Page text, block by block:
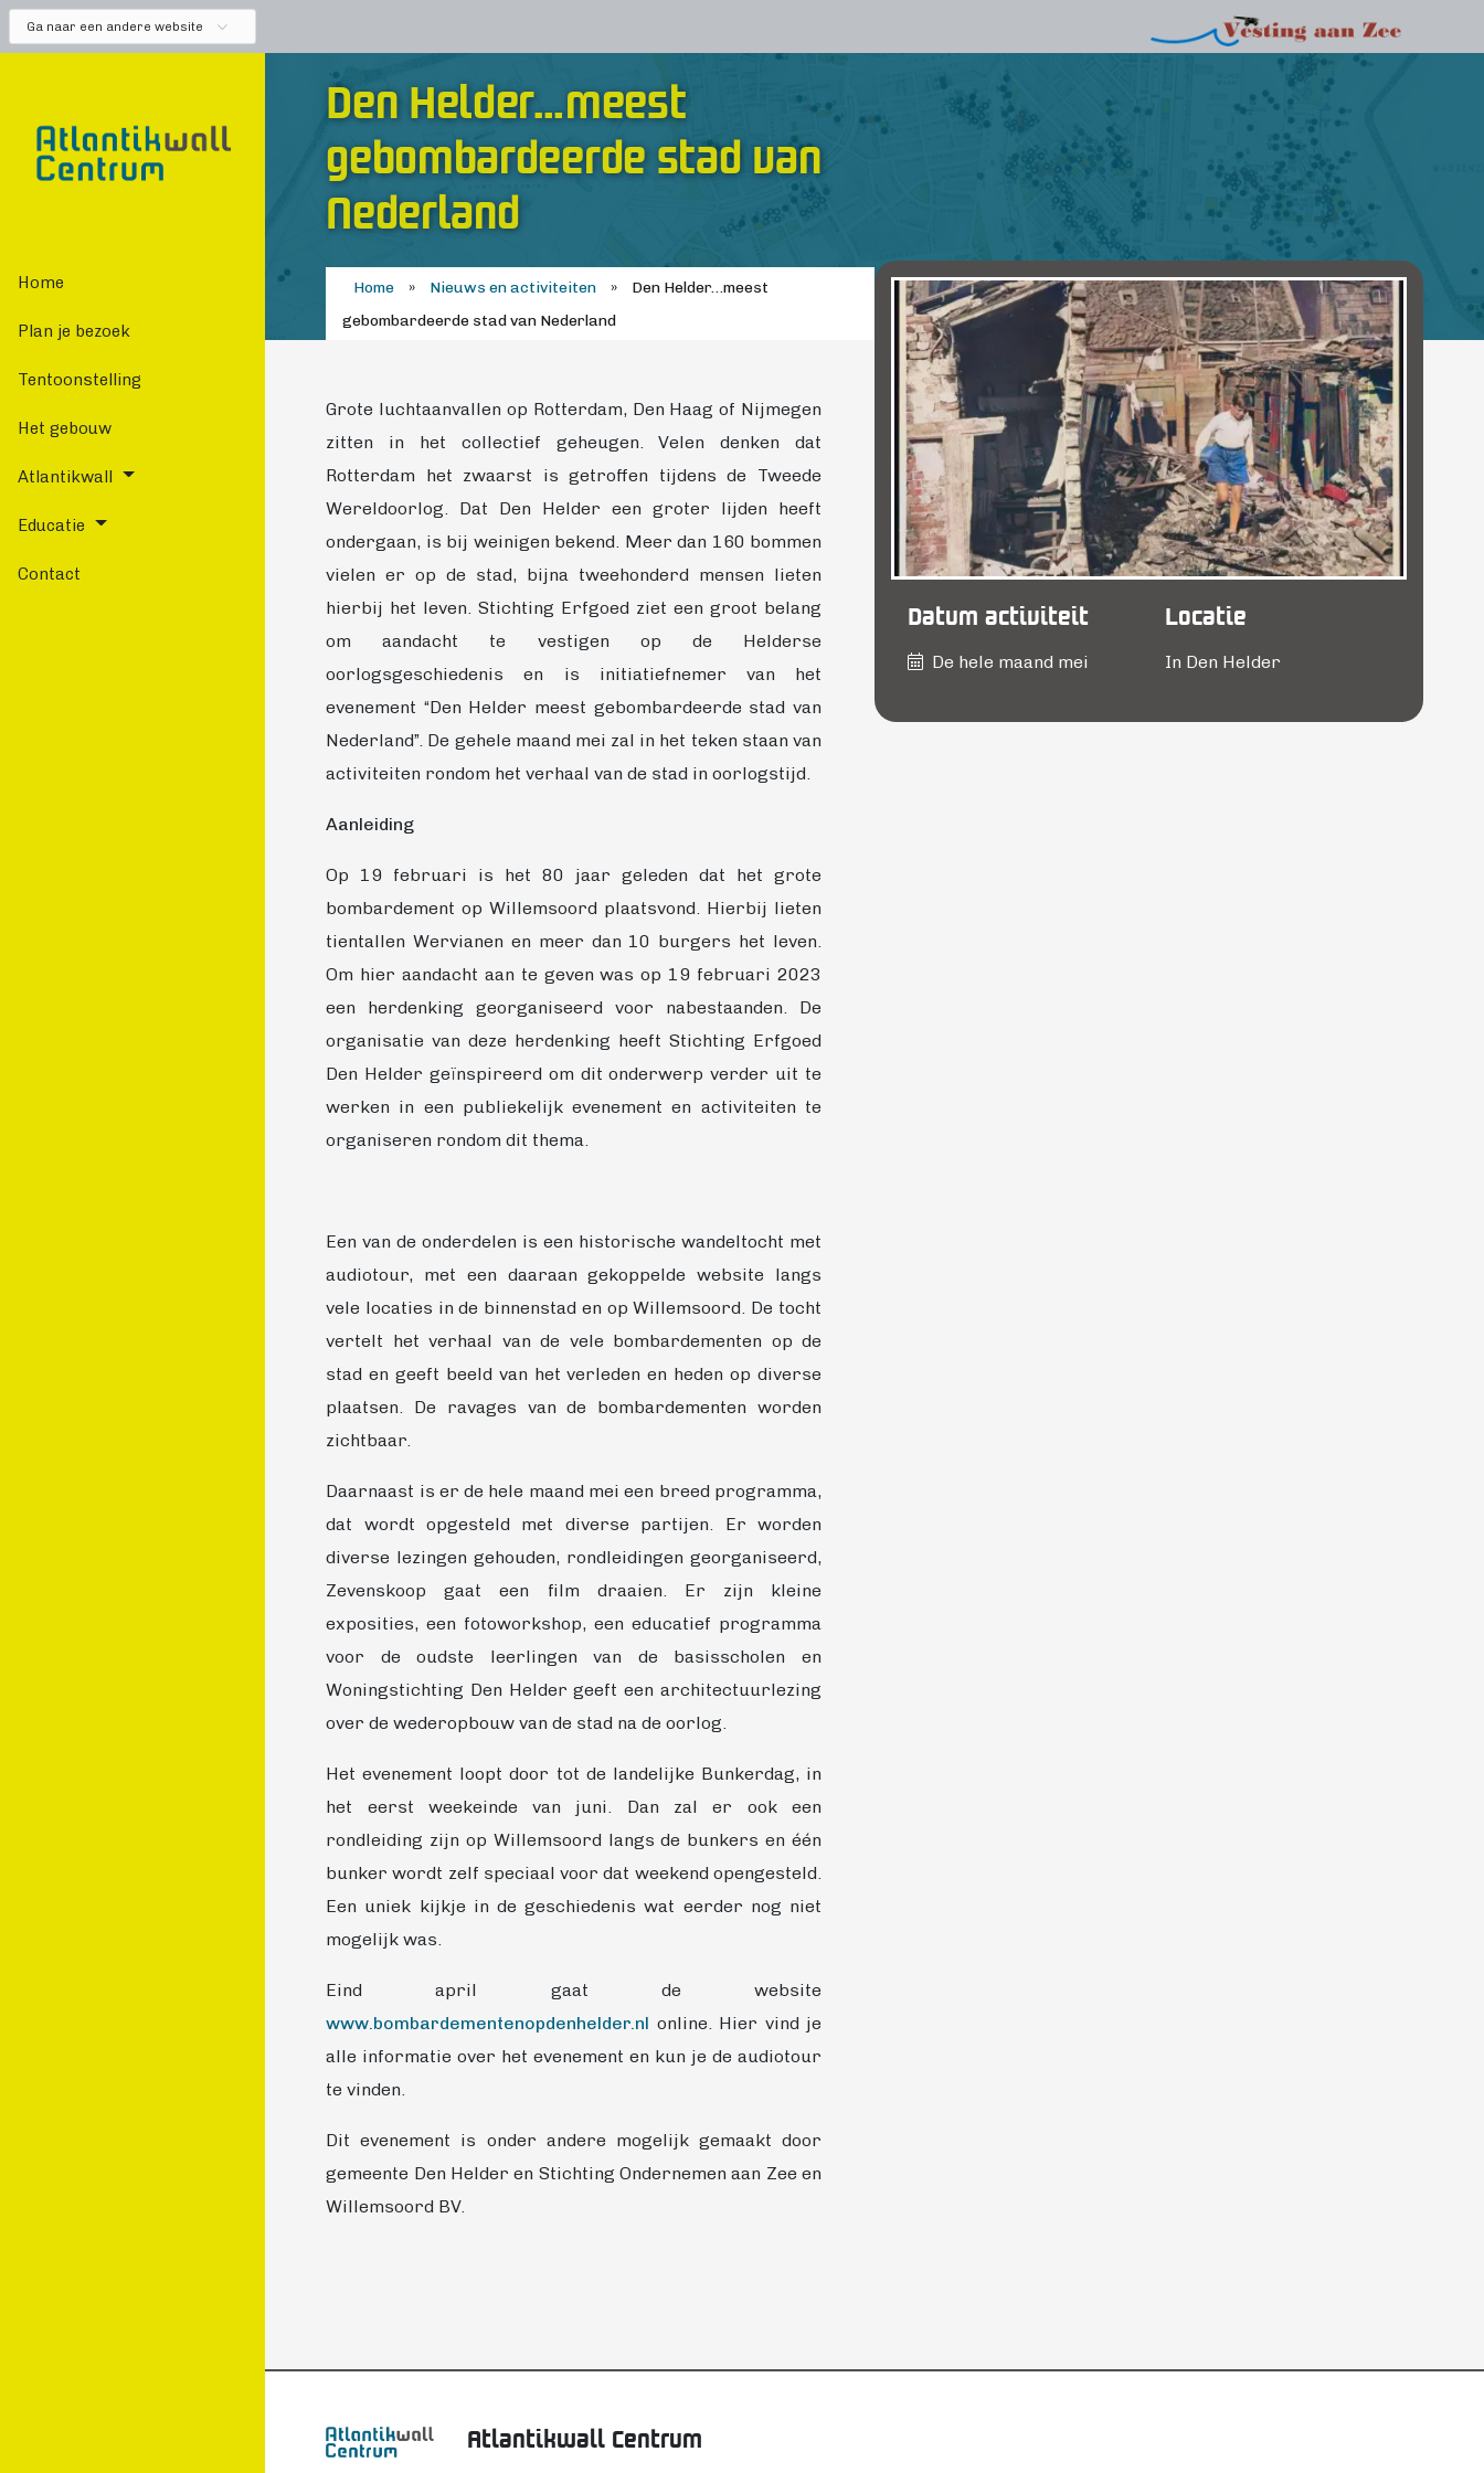
Ga naar een andere website
Home
Plan je bezoek
Tentoonstelling
Het gebouw
Atlantikwall
Educatie
Contact
Den Helder…meest
gebombardeerde stad van
Nederland
Home » Nieuws en activiteiten »
Den Helder…meest
gebombardeerde stad van Nederland
Grote luchtaanvallen op Rotterdam, Den Haag of Nijmegen
zitten in het collectief geheugen. Velen denken dat
Rotterdam het zwaarst is getroffen tijdens de Tweede
Wereldoorlog. Dat Den Helder een groter lijden heeft
ondergaan, is bij weinigen bekend. Meer dan 160 bommen
vielen er op de stad, bijna tweehonderd mensen lieten
hierbij het leven. Stichting Erfgoed ziet een groot belang
om aandacht te vestigen op de Helderse
oorlogsgeschiedenis en is initiatiefnemer van het
evenement “Den Helder meest gebombardeerde stad van
Nederland”. De gehele maand mei zal in het teken staan van
activiteiten rondom het verhaal van de stad in oorlogstijd.
Aanleiding
Op 19 februari is het 80 jaar geleden dat het grote
bombardement op Willemsoord plaatsvond. Hierbij lieten
tientallen Wervianen en meer dan 10 burgers het leven.
Om hier aandacht aan te geven was op 19 februari 2023
een herdenking georganiseerd voor nabestaanden. De
organisatie van deze herdenking heeft Stichting Erfgoed
Den Helder geïnspireerd om dit onderwerp verder uit te
werken in een publiekelijk evenement en activiteiten te
organiseren rondom dit thema.
Een van de onderdelen is een historische wandeltocht met
audiotour, met een daaraan gekoppelde website langs
vele locaties in de binnenstad en op Willemsoord. De tocht
vertelt het verhaal van de vele bombardementen op de
stad en geeft beeld van het verleden en heden op diverse
plaatsen. De ravages van de bombardementen worden
zichtbaar.
Daarnaast is er de hele maand mei een breed programma,
dat wordt opgesteld met diverse partijen. Er worden
diverse lezingen gehouden, rondleidingen georganiseerd,
Zevenskoop gaat een film draaien. Er zijn kleine
exposities, een fotoworkshop, een educatief programma
voor de oudste leerlingen van de basisscholen en
Woningstichting Den Helder geeft een architectuurlezing
over de wederopbouw van de stad na de oorlog.
Het evenement loopt door tot de landelijke Bunkerdag, in
het eerst weekeinde van juni. Dan zal er ook een
rondleiding zijn op Willemsoord langs de bunkers en één
bunker wordt zelf speciaal voor dat weekend opengesteld.
Een uniek kijkje in de geschiedenis wat eerder nog niet
mogelijk was.
Eind april gaat de website
www.bombardementenopdenhelder.nl online. Hier vind je
alle informatie over het evenement en kun je de audiotour
te vinden.
Dit evenement is onder andere mogelijk gemaakt door
gemeente Den Helder en Stichting Ondernemen aan Zee en
Willemsoord BV.
Datum activiteit
De hele maand mei
Locatie
In Den Helder
Atlantikwall Centrum